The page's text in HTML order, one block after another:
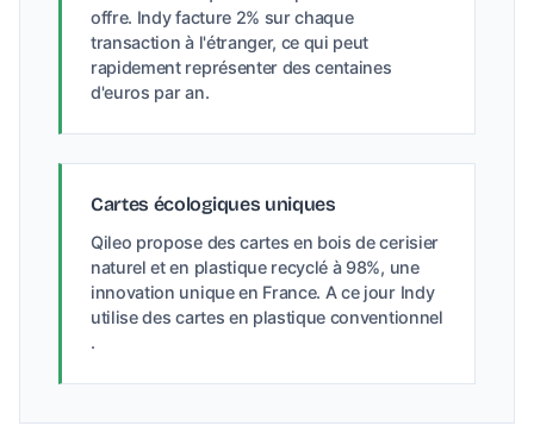
offre. Indy facture 2% sur chaque
transaction à l'étranger, ce qui peut
rapidement représenter des centaines
d'euros par an.
Cartes écologiques uniques
Qileo propose des cartes en bois de cerisier
naturel et en plastique recyclé à 98%, une
innovation unique en France. A ce jour Indy
utilise des cartes en plastique conventionnel
.